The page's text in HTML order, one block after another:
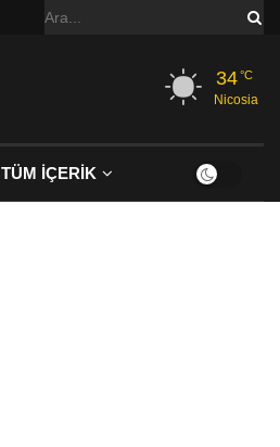
34°C
Nicosia
TÜM İÇERİK